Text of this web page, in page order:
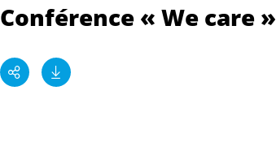
Conférence « We care »